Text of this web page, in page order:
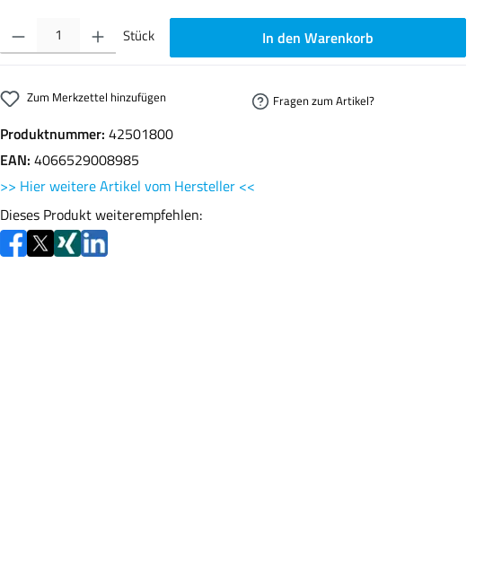
Produkt Anzahl: Gib den gewünschten Wert ein oder benutze die Schaltflächen um die Anzahl zu erhöhen
Stück In den Warenkorb
Zum Merkzettel hinzufügen Fragen zum Artikel?
Produktnummer: 42501800
EAN: 4066529008985
>> Hier weitere Artikel vom Hersteller <<
Dieses Produkt weiterempfehlen: